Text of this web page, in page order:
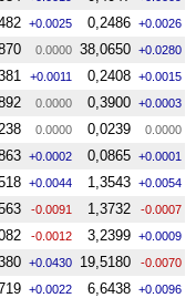
+0.0025 0,2486 +0.0026
0.0000 38,0650 +0.0280
+0.0011 0,2408 +0.0015
0.0000 0,3900 +0.0003
0.0000 0,0239 0.0000
+0.0002 0,0865 +0.0001
+0.0044 1,3543 +0.0054
-0.0091 1,3732 -0.0007
-0.0012 3,2399 +0.0009
+0.0430 19,5180 -0.0070
+0.0022 6,6438 +0.0096